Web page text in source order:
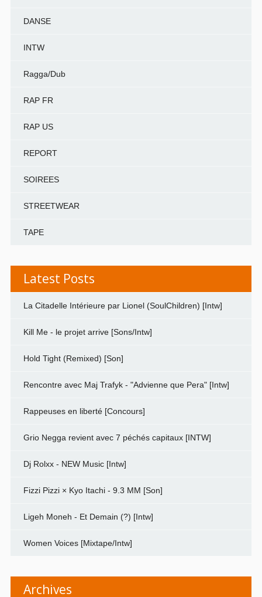
DANSE
INTW
Ragga/Dub
RAP FR
RAP US
REPORT
SOIREES
STREETWEAR
TAPE
Latest Posts
La Citadelle Intérieure par Lionel (SoulChildren) [Intw]
Kill Me - le projet arrive [Sons/Intw]
Hold Tight (Remixed) [Son]
Rencontre avec Maj Trafyk - "Advienne que Pera" [Intw]
Rappeuses en liberté [Concours]
Grio Negga revient avec 7 péchés capitaux [INTW]
Dj Rolxx - NEW Music [Intw]
Fizzi Pizzi × Kyo Itachi - 9.3 MM [Son]
Ligeh Moneh - Et Demain (?) [Intw]
Women Voices [Mixtape/Intw]
Archives